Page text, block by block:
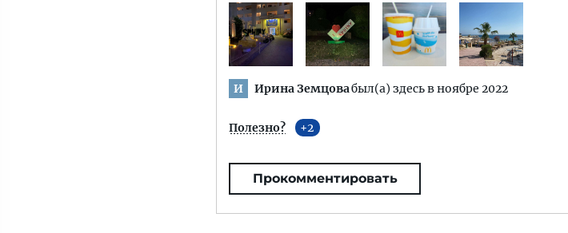
И Ирина Земцовабыл(а) здесь в ноябре 2022
Полезно? 2
Прокомментировать